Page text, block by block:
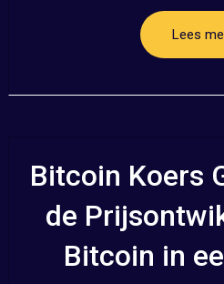
Lees
Bitcoin Koers
de
Bitcoin in